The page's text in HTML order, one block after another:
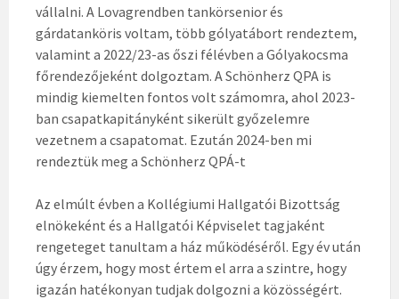
vállalni. A Lovagrendben tankörsenior és
gárdatanköris voltam, több gólyatábort rendeztem,
valamint a 2022/23-as őszi félévben a Gólyakocsma
főrendezőjeként dolgoztam. A Schönherz QPA is
mindig kiemelten fontos volt számomra, ahol 2023-
ban csapatkapitányként sikerült győzelemre
vezetnem a csapatomat. Ezután 2024-ben mi
rendeztük meg a Schönherz QPÁ-t
Az elmúlt évben a Kollégiumi Hallgatói Bizottság
elnökeként és a Hallgatói Képviselet tagjaként
rengeteget tanultam a ház működéséről. Egy év után
úgy érzem, hogy most értem el arra a szintre, hogy
igazán hatékonyan tudjak dolgozni a közösségért.